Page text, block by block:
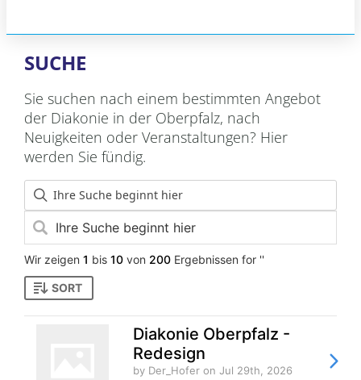
SUCHE
Sie suchen nach einem bestimmten Angebot
der Diakonie in der Oberpfalz, nach
Neuigkeiten oder Veranstaltungen? Hier
werden Sie fündig.
Wir zeigen 1 bis 10von 200Ergebnissen for ''
SORT
Diakonie Oberpfalz -
Redesign
by Der_Hoferon Jul 29th, 2026